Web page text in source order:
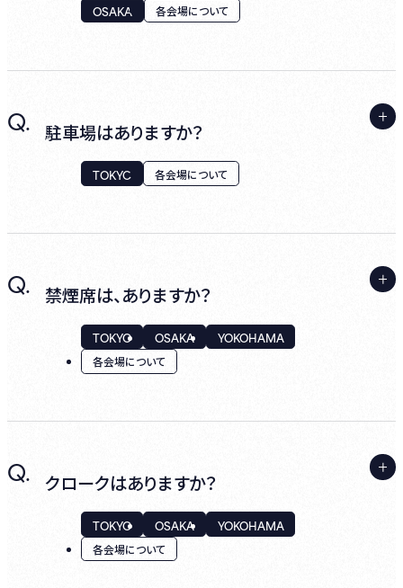
書面やお電話でのご入会は受け付けておりま
※KITANAKA BRICK&WHITE駐車場の割引
OSAKA 各会場について
A.
ハービスPLAZA ENTの駐車場ほか、近隣のコ
インパーキングをご利用ください。
※ハービスPLAZA ENT駐車場の割引サービ
Q. 駐車場はありますか？
TOKYO 各会場について
A.
東京ミッドタウンの駐車場ほか、近隣のコイン
パーキングをご利用ください。
※東京ミッドタウン駐車場の割引サービスは
対象外となります。
Q. 禁煙席は、ありますか？
TOKYO OSAKA YOKOHAMA
各会場について
A. 全席禁煙となります。
Q. クロークはありますか？
TOKYO OSAKA YOKOHAMA
各会場について